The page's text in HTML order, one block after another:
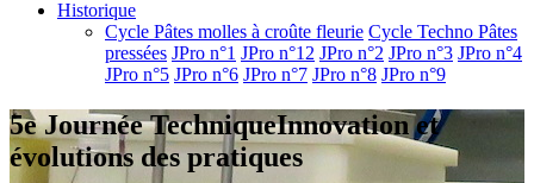
Historique
Cycle Pâtes molles à croûte fleurie Cycle Techno Pâtes
pressées JPro n°1 JPro n°12 JPro n°2 JPro n°3 JPro n°4
JPro n°5 JPro n°6 JPro n°7 JPro n°8 JPro n°9
5e Journée TechniqueInnovation et
évolutions des pratiques